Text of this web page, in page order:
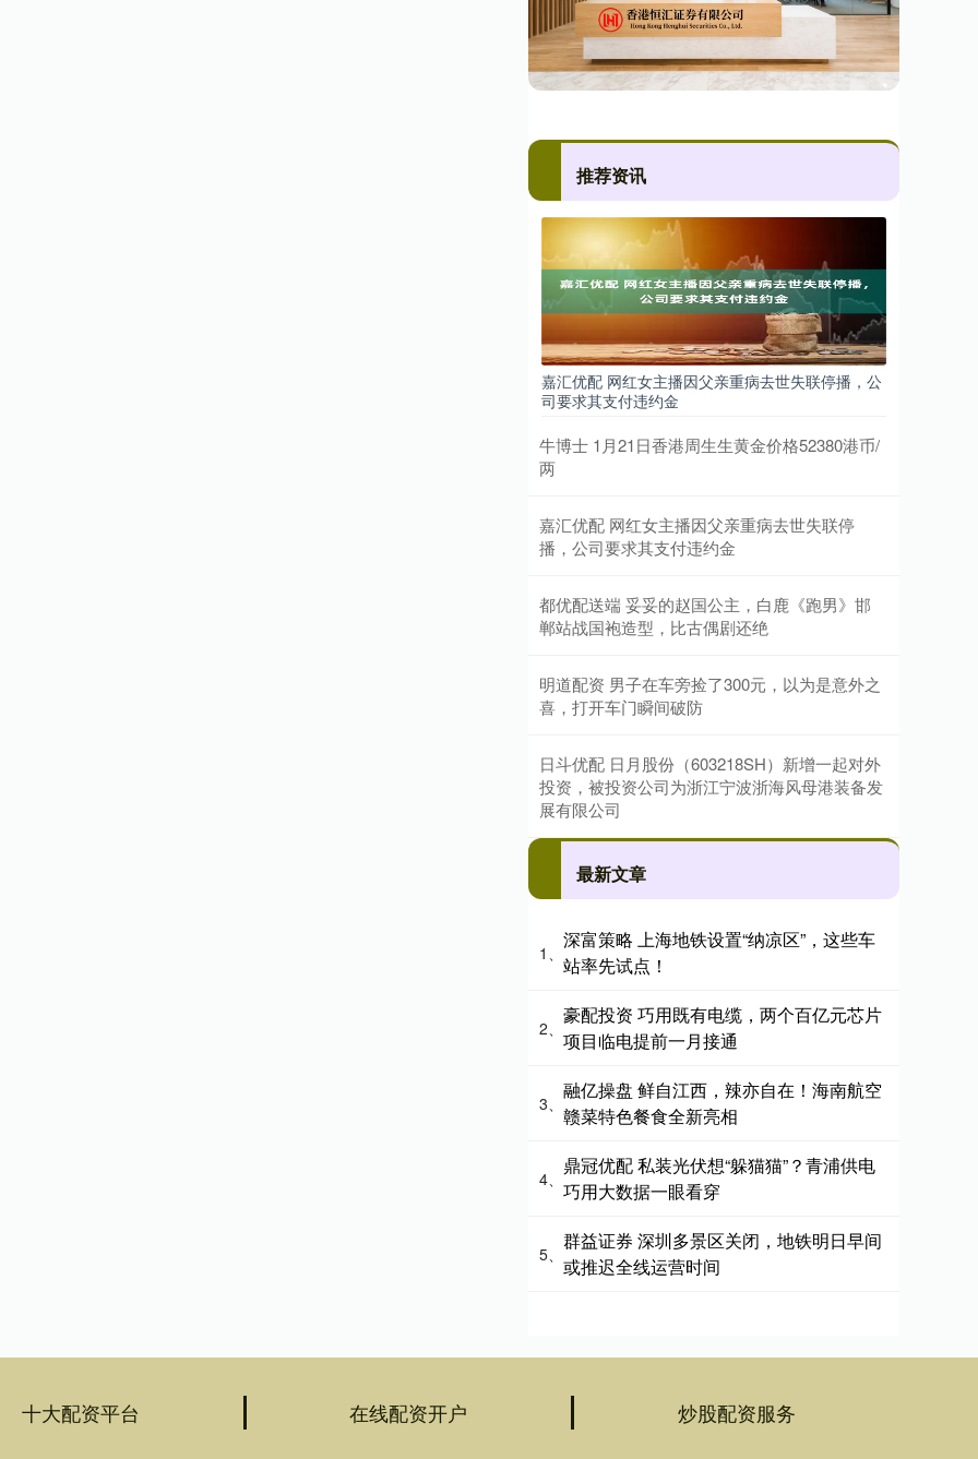
推荐资讯
嘉汇优配 网红女主播因父亲重病去世失联停播，公
司要求其支付违约金
牛博士 1月21日香港周生生黄金价格52380港币/
两
嘉汇优配 网红女主播因父亲重病去世失联停
播，公司要求其支付违约金
都优配送端 妥妥的赵国公主，白鹿《跑男》邯
郸站战国袍造型，比古偶剧还绝
明道配资 男子在车旁捡了300元，以为是意外之
喜，打开车门瞬间破防
日斗优配 日月股份（603218SH）新增一起对外
投资，被投资公司为浙江宁波浙海风母港装备发
展有限公司
最新文章
1、
深富策略 上海地铁设置“纳凉区”，这些车
站率先试点！
2、
豪配投资 巧用既有电缆，两个百亿元芯片
项目临电提前一月接通
3、
融亿操盘 鲜自江西，辣亦自在！海南航空
赣菜特色餐食全新亮相
4、
鼎冠优配 私装光伏想“躲猫猫”？青浦供电
巧用大数据一眼看穿
5、
群益证券 深圳多景区关闭，地铁明日早间
或推迟全线运营时间
十大配资平台 在线配资开户 炒股配资服务